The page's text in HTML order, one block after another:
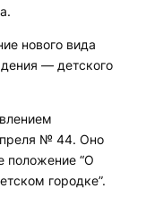
нового вида
— детского
№ 44. Оно
положение “О
городке”.